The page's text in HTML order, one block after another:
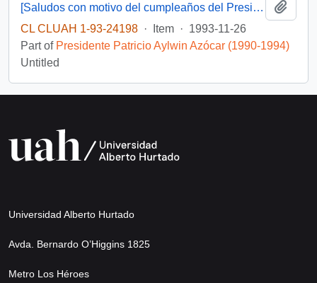
[Saludos con motivo del cumpleaños del Presidente]
CL CLUAH 1-93-24198 · Item · 1993-11-26
Part of Presidente Patricio Aylwin Azócar (1990-1994)
Untitled
Universidad Alberto Hurtado
Avda. Bernardo O’Higgins 1825
Metro Los Héroes